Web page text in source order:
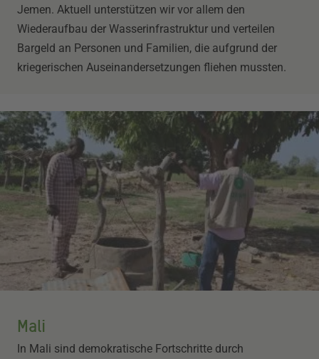
Jemen. Aktuell unterstützen wir vor allem den
Wiederaufbau der Wasserinfrastruktur und verteilen
Bargeld an Personen und Familien, die aufgrund der
kriegerischen Auseinandersetzungen fliehen mussten.
Mali
In Mali sind demokratische Fortschritte durch